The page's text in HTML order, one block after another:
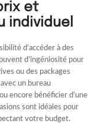
et
individuel
d’accéder à des
d’ingéniosité pour
ou des packages
un bureau
ou encore bénéficier d’une
sont idéales pour
votre budget.